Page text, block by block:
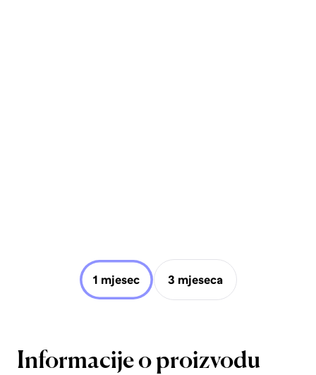
1 mjesec 3 mjeseca
Informacije o proizvodu